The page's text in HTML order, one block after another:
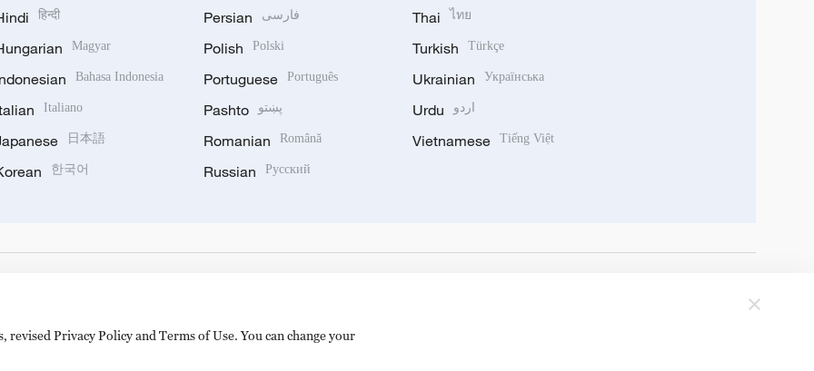
हिन्दी
Magyar
Bahasa Indonesia
Italiano
日本語
한국어
Persian فارسی
Polish Polski
Portuguese Português
Pashto پښتو
Romanian Română
Russian Русский
Thai ไทย
Turkish Türkçe
Ukrainian Українська
Urdu اردو
Vietnamese Tiếng Việt
Privacy Policy and Terms of Use. You can change your